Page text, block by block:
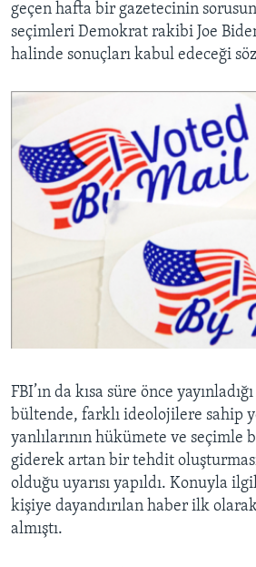
geçen hafta bir gazetecinin
seçimleri Demokrat rakibi Joe
halinde sonuçları kabul edeceği
FBI’ın da kısa süre önce
bültende, farklı ideolojilere sahip
yanlılarının hükümete ve seçimle
giderek artan bir tehdit
olduğu uyarısı yapıldı. Konuyla
kişiye dayandırılan haber ilk
almıştı.